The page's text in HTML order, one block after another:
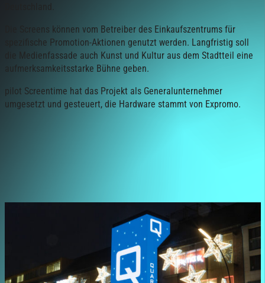
Die Screens können vom Betreiber des Einkaufszentrums für
spezifische Promotion-Aktionen genutzt werden. Langfristig soll
die Medienfassade auch Kunst und Kultur aus dem Stadtteil eine
aufmerksamkeitsstarke Bühne geben.
pilot Screentime hat das Projekt als Generalunternehmer
umgesetzt und gesteuert, die Hardware stammt von Expromo.